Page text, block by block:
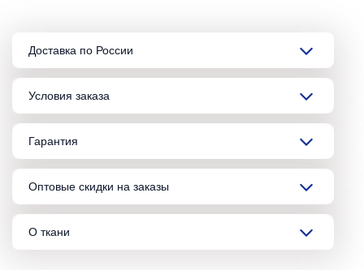
Доставка по России
Условия заказа
Гарантия
Оптовые скидки на заказы
О ткани